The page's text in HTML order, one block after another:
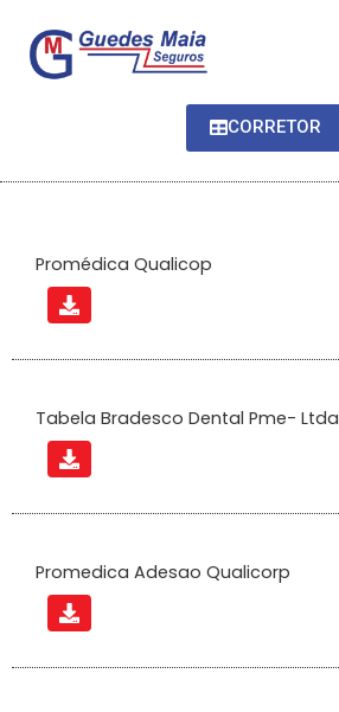
CORRETOR
Promédica Qualicop
Tabela Bradesco Dental Pme- Ltda
Promedica Adesao Qualicorp